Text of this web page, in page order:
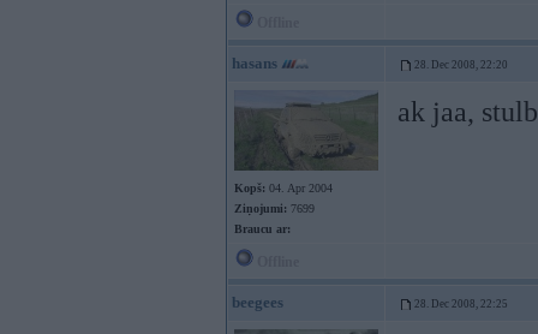
hasans 28. Dec 2008, 22:20
Kopš: 04. Apr 2004
Ziņojumi: 7699
Braucu ar:
ak jaa,
beegees 28. Dec 2008, 22:25